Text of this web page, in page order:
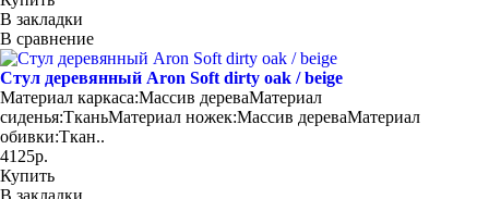
В закладки
В сравнение
Стул деревянный Aron Soft dirty oak / beige
Материал каркаса:Массив дереваМатериал
сиденья:ТканьМатериал ножек:Массив дереваМатериал
обивки:Ткан..
4125р.
Купить
В закладки